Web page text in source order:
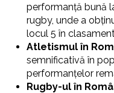
performanță bună
rugby, unde a
locul 5 în
Atletismul în
semnificativă în
performanțelor
Rugby-ul în